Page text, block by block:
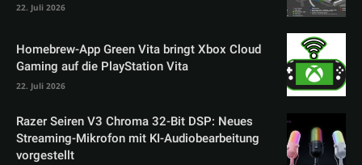
22. Juli 2026
Homebrew-App Green Vita bringt Xbox Cloud
Gaming auf die PlayStation Vita
22. Juli 2026
Razer Seiren V3 Chroma 32-Bit DSP: Neues
Streaming-Mikrofon mit KI-Audiobearbeitung
vorgestellt